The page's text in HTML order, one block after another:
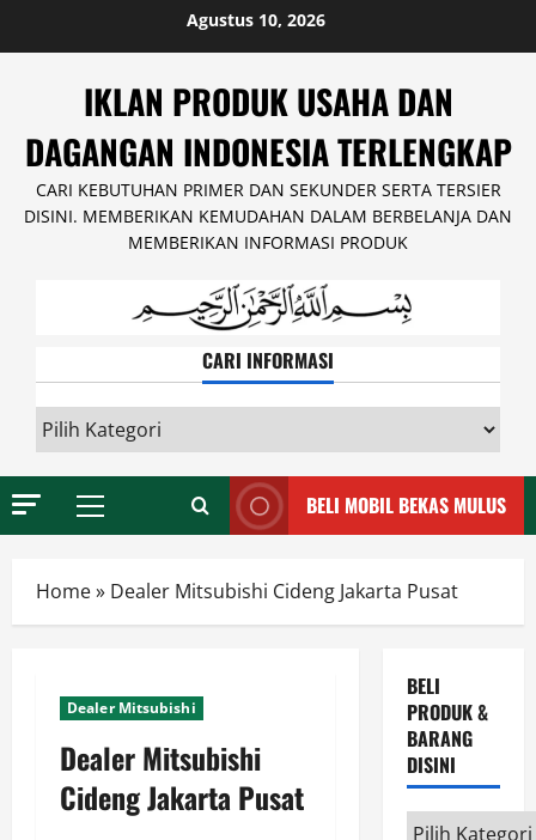
Agustus 10, 2026
IKLAN PRODUK USAHA DAN
DAGANGAN INDONESIA TERLENGKAP
CARI KEBUTUHAN PRIMER DAN SEKUNDER SERTA TERSIER
DISINI. MEMBERIKAN KEMUDAHAN DALAM BERBELANJA DAN
MEMBERIKAN INFORMASI PRODUK
CARI INFORMASI
INFORMASI
Primary
BELI MOBIL BEKAS MULUS
Home» Dealer Mitsubishi Cideng Jakarta Pusat
Dealer Mitsubishi
Dealer Mitsubishi
Cideng Jakarta Pusat
BELI
PRODUK &
BARANG
DISINI
Beli